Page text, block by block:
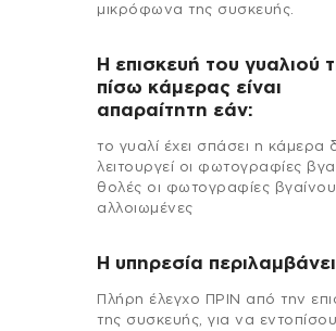
μικρόφωνα της συσκευής.
Η επισκευή του γυαλιού
πίσω κάμερας είναι
απαραίτητη εάν:
το γυαλί έχει σπάσει η κάμερα
λειτουργεί οι φωτογραφίες
θολές οι φωτογραφίες
αλλοιωμένες
H υπηρεσία
Πλήρη έλεγχο ΠΡΙΝ από την
της συσκευής, για να